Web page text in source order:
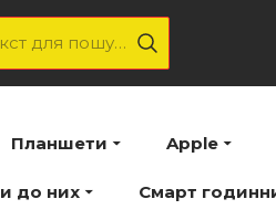
Планшети Apple
до них Смарт